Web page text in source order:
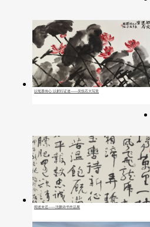
以笔墨传心 以躬行证道——吴悦石大写意
闻道未迟——沈鹏诗书作品展